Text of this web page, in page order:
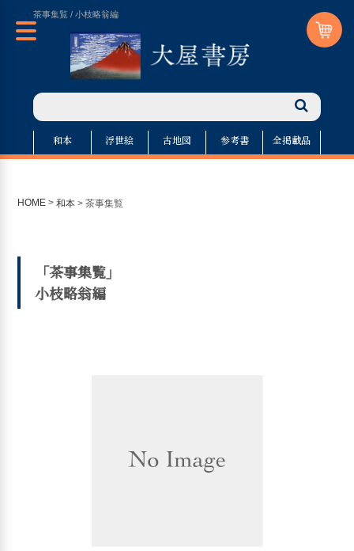
茶事集覧 / 小枝略翁編
和本 浮世絵 古地図 参考書 全掲載品
HOME >和本 >茶事集覧
「茶事集覧」
小枝略翁編